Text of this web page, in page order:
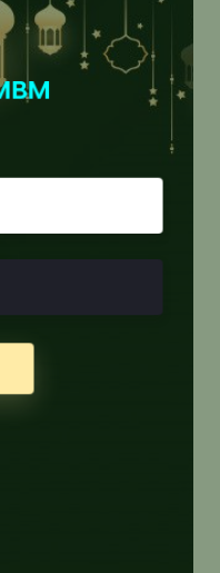
PMBM
PASSWORD BARU
PASSWORD